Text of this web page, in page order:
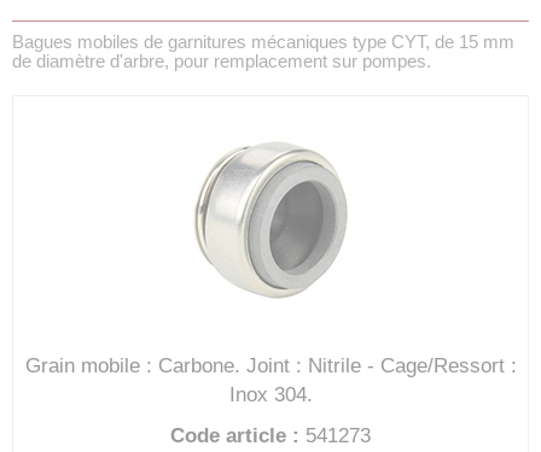
Bagues mobiles de garnitures mécaniques type CYT, de 15 mm
de diamètre d'arbre, pour remplacement sur pompes.
Grain mobile : Carbone. Joint : Nitrile - Cage/Ressort :
Inox 304.
Code article : 541273